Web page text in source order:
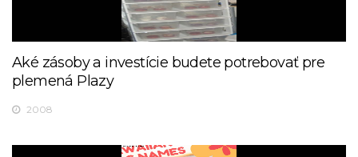
Aké zásoby a investície budete potrebovať pre
plemená Plazy
2008